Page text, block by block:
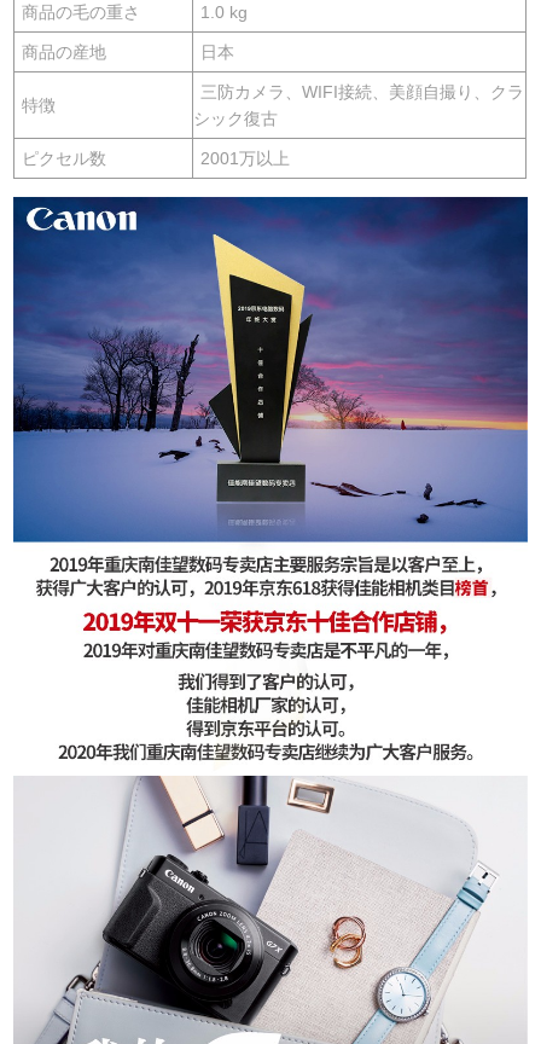
商品の毛の重さ 1.0 kg
商品の産地 日本
特徴
三防カメラ、WIFI接続、美顔自撮り、クラ
シック復古
ピクセル数 2001万以上